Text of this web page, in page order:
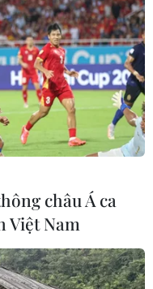
châu Á ca
Việt Nam